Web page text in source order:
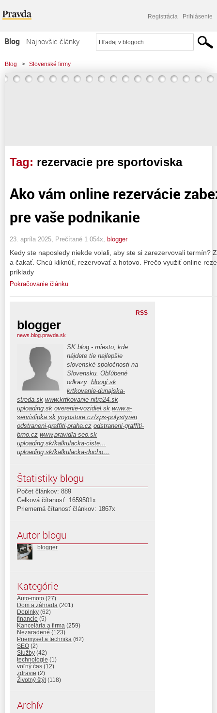
Registrácia Prihlásenie
Blog
Najnovšie články
Najčítanejšie články
Najkomentovanejšie články
Blog > Slovenské firmy
> Ako vám online rezervácie zabezpečia úspech pre vaše podnikanie
Tag: rezervacie pre sportoviska
Ako vám online rezervácie
pre vaše podnikanie
23. apríla 2025, Prečítané 1 054x, blogger
Kedy ste naposledy niekde volali, aby ste si zarezervovali termín?
a čakať. Chcú kliknúť, rezervovať a hotovo. Prečo využiť online
príklady
Pokračovanie článku
RSS
blogger
news.blog.pravda.sk
SK blog - miesto, kde
nájdete tie najlepšie
slovenské spoločnosti na
Slovensku. Obľúbené
odkazy: bloogi.sk
krtkovanie-dunajska-
streda.sk www.krtkovanie-nitra24.sk
uploading.sk overenie-vozidiel.sk www.a-
servislipka.sk yoyostore.cz/xps-polystyren
odstraneni-graffiti-praha.cz odstraneni-graffiti-
brno.cz www.pravidla-seo.sk
uploading.sk/kalkulacka-ciste…
uploading.sk/kalkulacka-docho…
Štatistiky blogu
Počet článkov: 889
Celková čítanosť: 1659501x
Priemerná čítanosť článkov: 1867x
Autor blogu
blogger
Kategórie
Auto-moto (27)
Dom a záhrada (201)
Doplnky (62)
financie (5)
Kancelária a firma (259)
Nezaradené (123)
Priemysel a technika (62)
SEO (2)
Služby (42)
technológie (1)
voľný čas (12)
zdravie (2)
Životný štýl (118)
Archív